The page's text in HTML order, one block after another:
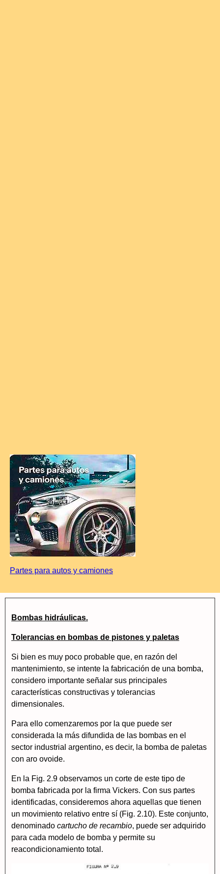
Partes para autos y camiones
Bombas hidráulicas.
Tolerancias en bombas de pistones y paletas
Si bien es muy poco probable que, en razón del
mantenimiento, se intente la fabricación de una bomba,
considero importante señalar sus principales
características constructivas y tolerancias
dimensionales.
Para ello comenzaremos por la que puede ser
considerada la más difundida de las bombas en el
sector industrial argentino, es decir, la bomba de paletas
con aro ovoide.
En la Fig. 2.9 observamos un corte de este tipo de
bomba fabricada por la firma Vickers. Con sus partes
identificadas, consideremos ahora aquellas que tienen
un movimiento relativo entre sí (Fig. 2.10). Este conjunto,
denominado cartucho de recambio, puede ser adquirido
para cada modelo de bomba y permite su
reacondicionamiento total.